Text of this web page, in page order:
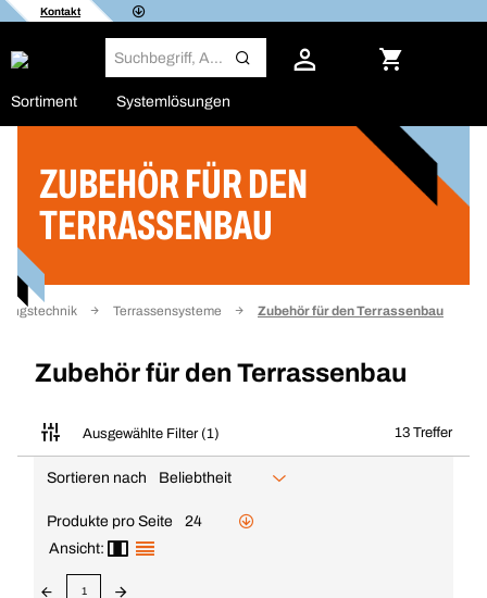
Kontakt
Sortiment Systemlösungen
ZUBEHÖR FÜR DEN
TERRASSENBAU
Terrassensysteme Zubehör für den Terrassenbau
Zubehör für den Terrassenbau
Ausgewählte Filter (1) 13 Treffer
Filter
Sortieren nach Beliebtheit
Produkte pro Seite
24
Ansicht:
1